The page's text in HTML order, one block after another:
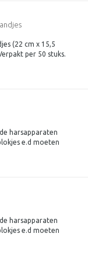
(22 cm x 15,5
per 50 stuks.
harsapparaten
e.d moeten
harsapparaten
e.d moeten